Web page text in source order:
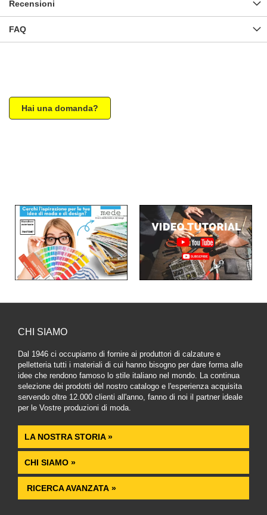
Recensioni
FAQ
Hai una domanda?
CHI SIAMO
Dal 1946 ci occupiamo di fornire ai produttori di calzature e
pelletteria tutti i materiali di cui hanno bisogno per dare forma alle
idee che rendono famoso lo stile italiano nel mondo. La continua
selezione dei prodotti del nostro catalogo e l'esperienza acquisita
servendo oltre 12.000 clienti all'anno, fanno di noi il partner ideale
per le Vostre produzioni di moda.
LA NOSTRA STORIA »
CHI SIAMO »
RICERCA AVANZATA »